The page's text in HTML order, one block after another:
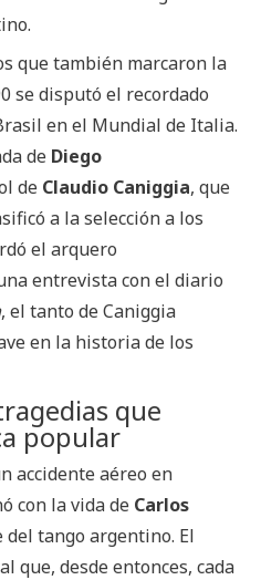
que también marcaron la
se disputó el recordado
en el Mundial de Italia.
de Diego
de Claudio Caniggia, que
a la selección a los
el arquero
entrevista con el diario
, el tanto de Caniggia
en la historia de los
que
popular
accidente aéreo en
con la vida de Carlos
del tango argentino. El
que, desde entonces, cada